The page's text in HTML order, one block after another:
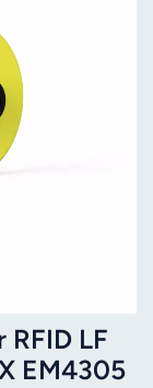
LF
EM4305